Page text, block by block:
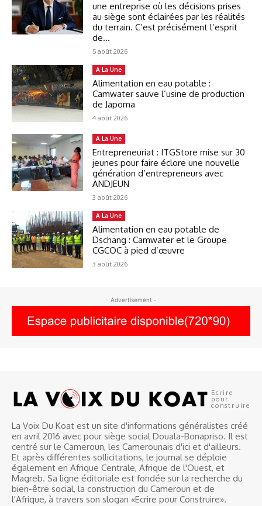
une entreprise où les décisions prises
au siège sont éclairées par les réalités
du terrain. C’est précisément l’esprit
de...
5 août 2026
A La Une
Alimentation en eau potable :
Camwater sauve l’usine de production
de Japoma
4 août 2026
A La Une
Entrepreneuriat : ITGStore mise sur 30
jeunes pour faire éclore une nouvelle
génération d’entrepreneurs avec
ANDJEUN
3 août 2026
A La Une
Alimentation en eau potable de
Dschang : Camwater et le Groupe
CGCOC à pied d’œuvre
3 août 2026
- Advertisement -
Ecrire
pour
construire
La Voix Du Koat est un site d'informations généralistes créé
en avril 2016 avec pour siège social Douala-Bonapriso. Il est
centré sur le Cameroun, les Camerounais d'ici et d'ailleurs.
Et après différentes sollicitations, le journal se déploie
également en Afrique Centrale, Afrique de l'Ouest, et
Magreb. Sa ligne éditoriale est fondée sur la recherche du
bien-être social, la construction du Cameroun et de
l'Afrique, à travers son slogan «Ecrire pour Construire».